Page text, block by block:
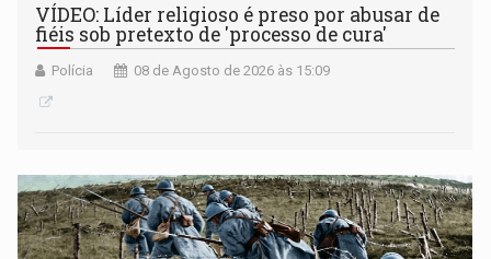
VÍDEO: Líder religioso é preso por abusar de
fiéis sob pretexto de 'processo de cura'
Polícia 08 de Agosto de 2026 às 15:09